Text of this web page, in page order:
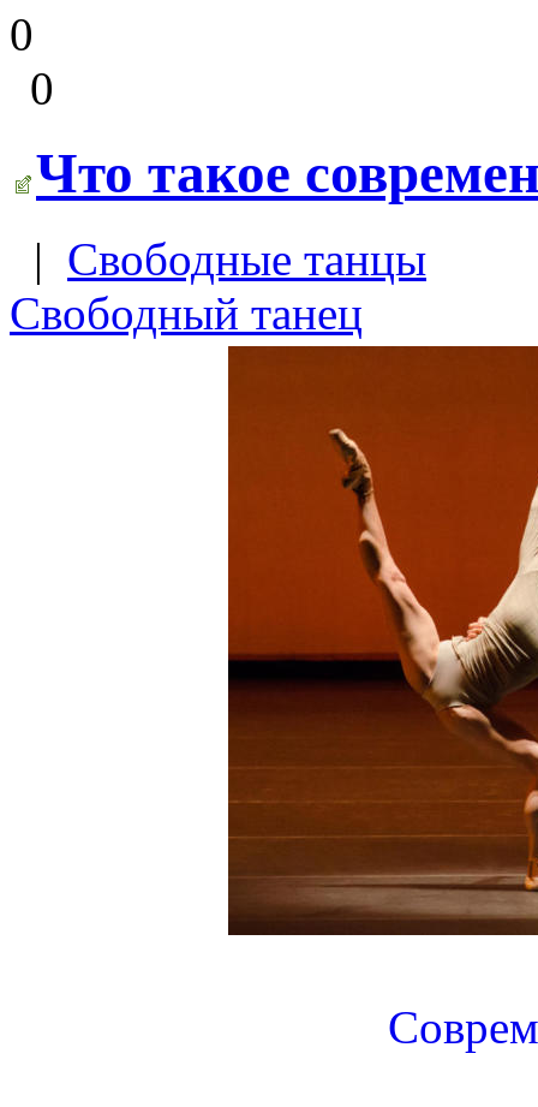
0
0
Что такое
| Свободные танцы
Свободный танец